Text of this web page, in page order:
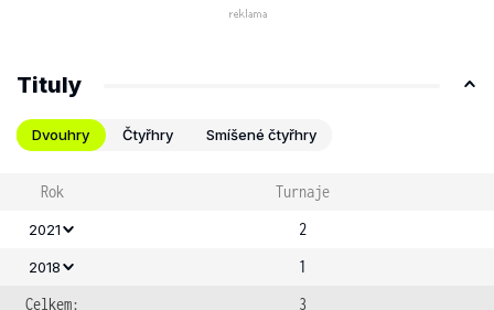
Tituly
Dvouhry Čtyřhry Smíšené čtyřhry
Rok Turnaje
2021 2
2018
1
Celkem:
3